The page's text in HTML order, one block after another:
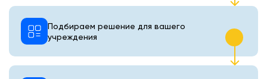
Подбираем решение для вашего
учреждения